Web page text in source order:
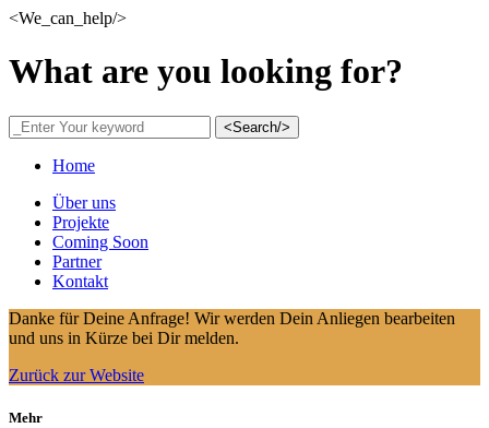
<We_can_help/>
What are you looking for?
<Search/>
Home
Über uns
Projekte
Coming Soon
Partner
Kontakt
Danke für Deine Anfrage! Wir werden Dein Anliegen bearbeiten
und uns in Kürze bei Dir melden.
Zurück zur Website
Mehr